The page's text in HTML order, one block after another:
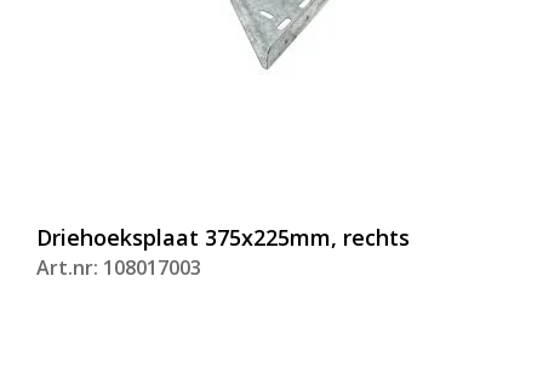
Driehoeksplaat 375x225mm, rechts
Art.nr: 108017003